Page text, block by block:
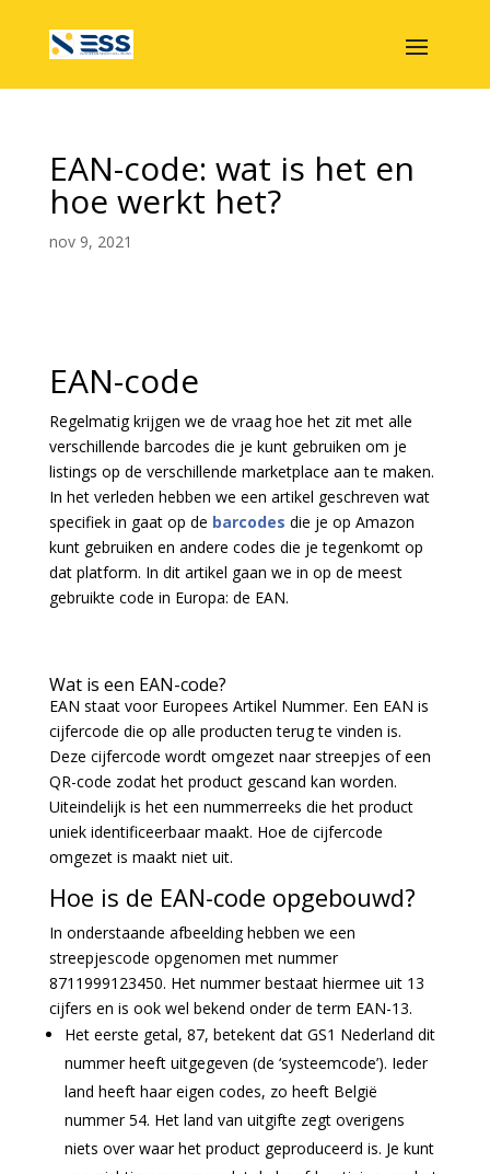
EAN-code: wat is het en
hoe werkt het?
nov 9, 2021
EAN-code
Regelmatig krijgen we de vraag hoe het zit met alle
verschillende barcodes die je kunt gebruiken om je
listings op de verschillende marketplace aan te maken.
In het verleden hebben we een artikel geschreven wat
specifiek in gaat op de barcodes die je op Amazon
kunt gebruiken en andere codes die je tegenkomt op
dat platform. In dit artikel gaan we in op de meest
gebruikte code in Europa: de EAN.
Wat is een EAN-code?
EAN staat voor Europees Artikel Nummer. Een EAN is
cijfercode die op alle producten terug te vinden is.
Deze cijfercode wordt omgezet naar streepjes of een
QR-code zodat het product gescand kan worden.
Uiteindelijk is het een nummerreeks die het product
uniek identificeerbaar maakt. Hoe de cijfercode
omgezet is maakt niet uit.
Hoe is de EAN-code opgebouwd?
In onderstaande afbeelding hebben we een
streepjescode opgenomen met nummer
8711999123450. Het nummer bestaat hiermee uit 13
cijfers en is ook wel bekend onder de term EAN-13.
Het eerste getal, 87, betekent dat GS1 Nederland dit
nummer heeft uitgegeven (de ‘systeemcode’). Ieder
land heeft haar eigen codes, zo heeft België
nummer 54. Het land van uitgifte zegt overigens
niets over waar het product geproduceerd is. Je kunt